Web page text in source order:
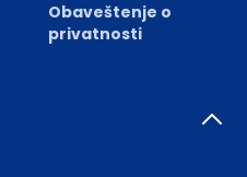
Obaveštenje o
privatnosti